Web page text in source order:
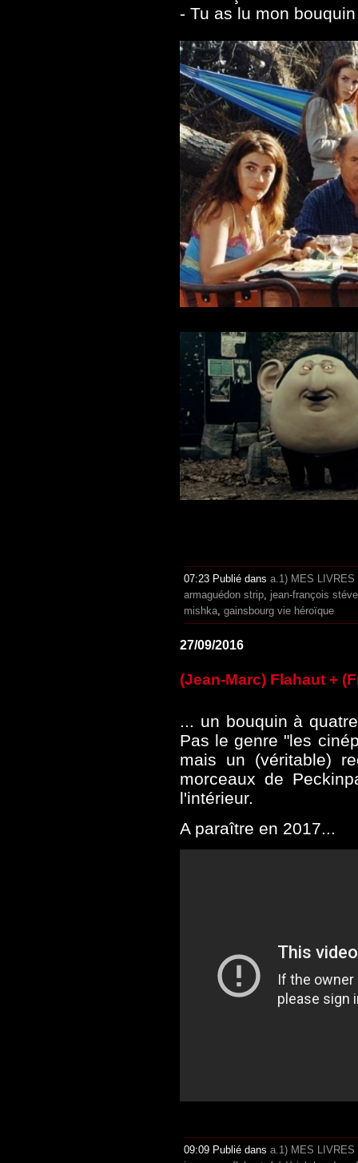
- Tu as lu mon
07:23 Publié dans a.1) MES LIVRES
armaguédon strip jean-françois
mishka gainsbourg vie héroïque
27/09/2016
(Jean-Marc) Flahaut +
... un bouquin à
Pas le genre "les
mais un (véritable)
morceaux de
l'intérieur.
A paraître en 2017...
09:09 Publié dans a.1) MES LIVRES